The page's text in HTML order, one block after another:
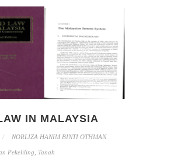
IN MALAYSIA
NORLIZA HANIM BINTI OTHMAN
Pekeliling Tanah